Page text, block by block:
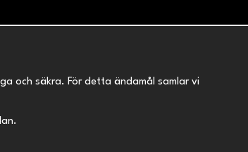
och säkra. För detta ändamål samlar vi